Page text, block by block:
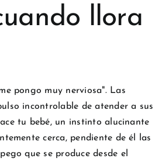
llora
pongo muy nerviosa". Las
incontrolable de atender a sus
tu bebé, un instinto alucinante
cerca, pendiente de él las
que se produce desde el